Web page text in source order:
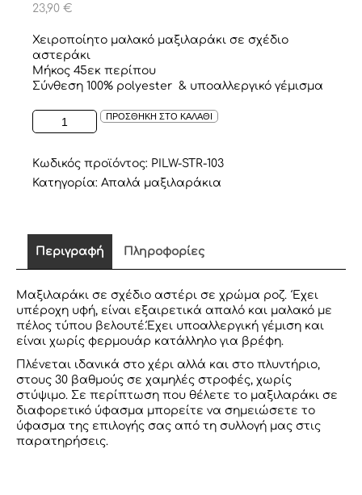
23,90 €
Χειροποίητο μαλακό μαξιλαράκι σε σχέδιο
αστεράκι
Μήκος 45εκ περίπου
Σύνθεση 100% polyester & υποαλλεργικό γέμισμα
ΑΠΑΛΟ
ΜΑΞΙΛΑΡΙ
ΣΧΕΔΙΟ
ΑΣΤΕΡΙ
ΠΡΟΣΘΗΚΗ ΣΤΟ ΚΑΛΑΘΙ
Κωδικός προϊόντος: PILW-STR-103
Κατηγορία: Απαλά μαξιλαράκια
Περιγραφή Πληροφορίες
Μαξιλαράκι σε σχέδιο αστέρι σε χρώμα ροζ. Έχει
υπέροχη υφή, είναι εξαιρετικά απαλό και μαλακό με
πέλος τύπου βελουτέ.Έχει υποαλλεργική γέμιση και
είναι χωρίς φερμουάρ κατάλληλο για βρέφη.
Πλένεται ιδανικά στο χέρι αλλά και στο πλυντήριο,
στους 30 βαθμούς σε χαμηλές στροφές, χωρίς
στύψιμο. Σε περίπτωση που θέλετε το μαξιλαράκι σε
διαφορετικό ύφασμα μπορείτε να σημειώσετε το
ύφασμα της επιλογής σας από τη συλλογή μας στις
παρατηρήσεις.